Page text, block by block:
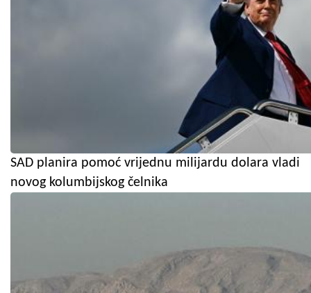
SAD planira pomoć vrijednu milijardu dolara vladi
novog kolumbijskog čelnika